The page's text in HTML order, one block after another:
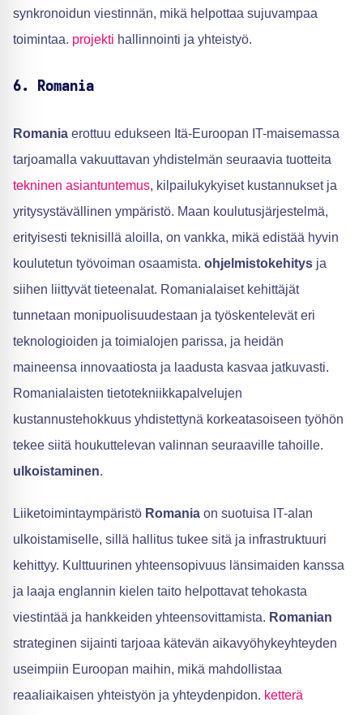
synkronoidun viestinnän, mikä helpottaa sujuvampaa
toimintaa. projekti hallinnointi ja yhteistyö.
6. Romania
Romania erottuu edukseen Itä-Euroopan IT-maisemassa
tarjoamalla vakuuttavan yhdistelmän seuraavia tuotteita
tekninen asiantuntemus, kilpailukykyiset kustannukset ja
yritysystävällinen ympäristö. Maan koulutusjärjestelmä,
erityisesti teknisillä aloilla, on vankka, mikä edistää hyvin
koulutetun työvoiman osaamista. ohjelmistokehitys ja
siihen liittyvät tieteenalat. Romanialaiset kehittäjät
tunnetaan monipuolisuudestaan ja työskentelevät eri
teknologioiden ja toimialojen parissa, ja heidän
maineensa innovaatiosta ja laadusta kasvaa jatkuvasti.
Romanialaisten tietotekniikkapalvelujen
kustannustehokkuus yhdistettynä korkeatasoiseen työhön
tekee siitä houkuttelevan valinnan seuraaville tahoille.
ulkoistaminen.
Liiketoimintaympäristö Romania on suotuisa IT-alan
ulkoistamiselle, sillä hallitus tukee sitä ja infrastruktuuri
kehittyy. Kulttuurinen yhteensopivuus länsimaiden kanssa
ja laaja englannin kielen taito helpottavat tehokasta
viestintää ja hankkeiden yhteensovittamista. Romanian
strateginen sijainti tarjoaa kätevän aikavyöhykeyhteyden
useimpiin Euroopan maihin, mikä mahdollistaa
reaaliaikaisen yhteistyön ja yhteydenpidon. ketterä